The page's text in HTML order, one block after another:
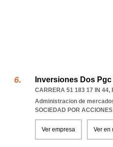
Inversiones Dos Pgc
CARRERA 51 183 17 IN 44,
Administracion de
SOCIEDAD POR
Ver empresa Ver en